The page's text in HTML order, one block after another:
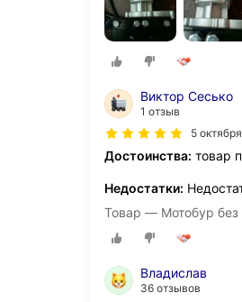
Виктор Сесько
1 отзыв
5
Достоинства: товар
Недостатки:
Товар — Мотобур без
Владислав
36 отзывов